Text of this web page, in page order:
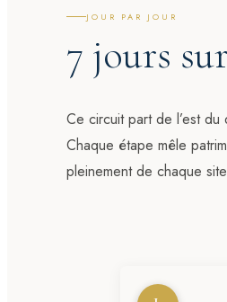
JOUR PAR JOUR
7 jours
Ce circuit part de l’est du
Chaque étape mêle
pleinement de chaque